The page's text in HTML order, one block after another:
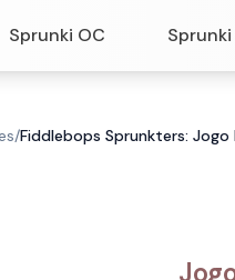
Sprunki OC Sprunki
/Fiddlebops Sprunkters: